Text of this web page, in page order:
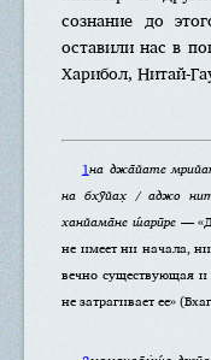
сознание до
оставили нас в
Харибол, Нитай-
1на джа̄йате
на бхӯйах̣ / аджо
ханйама̄не ш́арӣре—
не имеет ни начала,
вечно существующая
не затрагивает ее»